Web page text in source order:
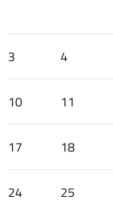
3 4
10 11
17 18
24 25